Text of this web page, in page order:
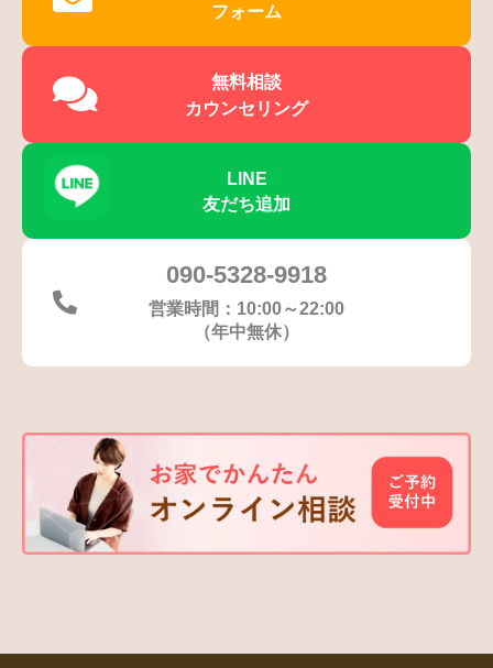
フォーム
無料相談
カウンセリング
LINE
友だち追加
090-5328-9918
営業時間：10:00～22:00
（年中無休）